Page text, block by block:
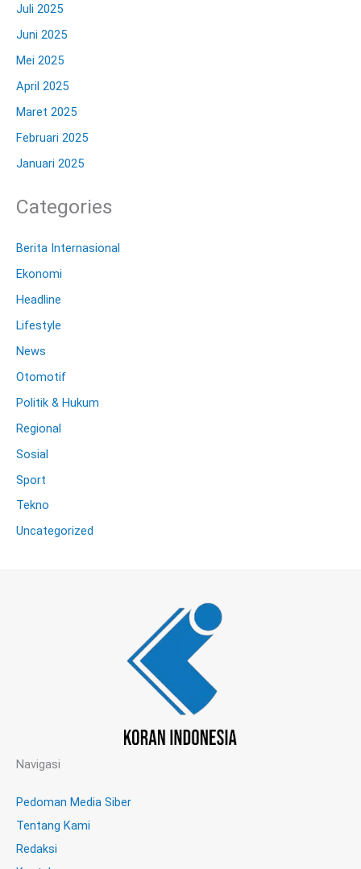
Juli 2025
Juni 2025
Mei 2025
April 2025
Maret 2025
Februari 2025
Januari 2025
Categories
Berita Internasional
Ekonomi
Headline
Lifestyle
News
Otomotif
Politik & Hukum
Regional
Sosial
Sport
Tekno
Uncategorized
Navigasi
Pedoman Media Siber
Tentang Kami
Redaksi